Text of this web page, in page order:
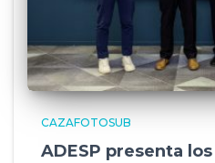
CAZAFOTOSUB
ADESP presenta